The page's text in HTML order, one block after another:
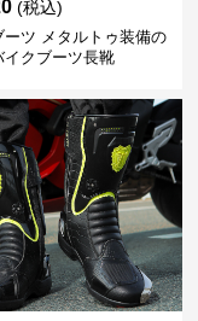
(税込)
ーツ メタルトゥ装備の
イクブーツ長靴